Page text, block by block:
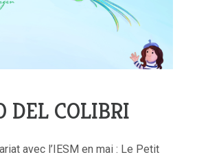
DEL COLIBRI
avec l’IESM en mai : Le Petit